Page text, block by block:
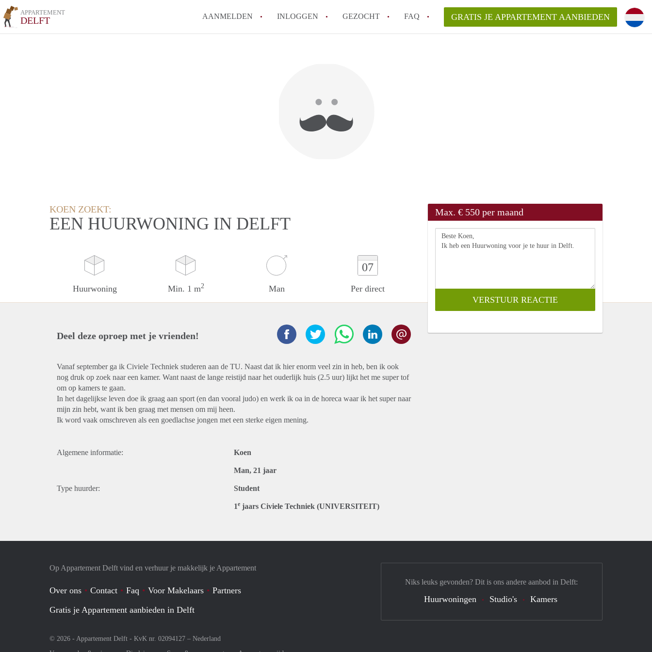
APPARTEMENT
DELFT AANMELDEN INLOGGEN GEZOCHT FAQ
Wat is de privacyverklaring van AppartementDelft?
Berekent AppartementDelft makelaarsvergoeding/bemiddelingsvergoeding?
Alle veelgestelde vragen
GRATIS JE APPARTEMENT AANBIEDEN
KOEN ZOEKT:
EEN HUURWONING IN DELFT
Huurwoning Min. 1 m2 Man
07
Per direct
Max. € 550 per maand
Deel deze oproep met je vrienden!
Vanaf september ga ik Civiele Techniek studeren aan de TU. Naast dat ik hier enorm veel zin in heb, ben ik ook
nog druk op zoek naar een kamer. Want naast de lange reistijd naar het ouderlijk huis (2.5 uur) lijkt het me super tof
om op kamers te gaan.
In het dagelijkse leven doe ik graag aan sport (en dan vooral judo) en werk ik oa in de horeca waar ik het super naar
mijn zin hebt, want ik ben graag met mensen om mij heen.
Ik word vaak omschreven als een goedlachse jongen met een sterke eigen mening.
Algemene informatie: Koen
Man, 21 jaar
Type huurder: Student
1e jaars Civiele Techniek (UNIVERSITEIT)
Op Appartement Delft vind en verhuur je makkelijk je Appartement
Over ons Contact Faq Voor Makelaars
Partners
Gratis je Appartement aanbieden in Delft
© 2026 - Appartement Delft - KvK nr. 02094127 – Nederland
Niks leuks gevonden? Dit is ons andere aanbod in Delft:
Huurwoningen Studio's Kamers